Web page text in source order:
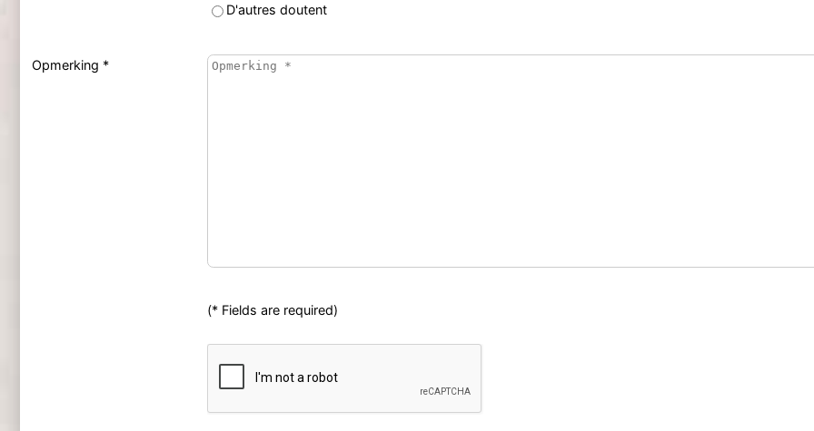
D'autres doutent
Opmerking *
(* Fields are required)